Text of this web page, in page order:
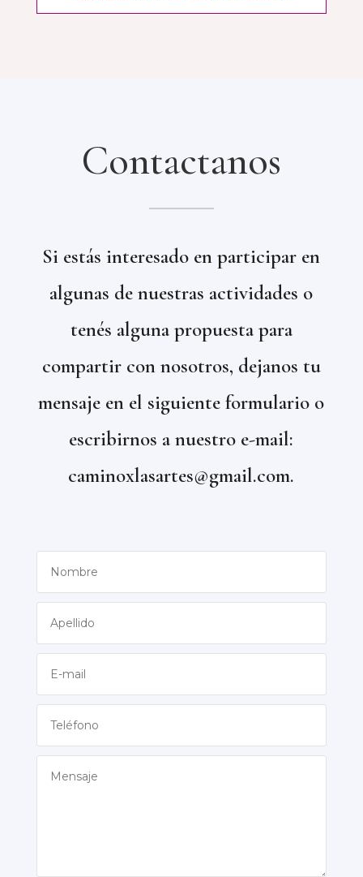
Contactanos
Si estás interesado en participar en
algunas de nuestras actividades o
tenés alguna propuesta para
compartir con nosotros, dejanos tu
mensaje en el siguiente formulario o
escribirnos a nuestro e-mail:
caminoxlasartes@gmail.com.